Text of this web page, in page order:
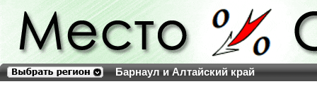
Барнаул и Алтайский край